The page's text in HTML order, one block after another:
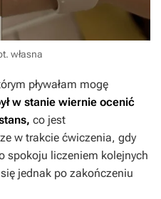
własna
pływałam mogę
w stanie wiernie ocenić
co jest
w trakcie ćwiczenia, gdy
spokoju liczeniem kolejnych
jednak po zakończeniu